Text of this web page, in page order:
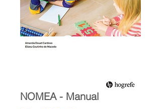
NOMEA - Manual